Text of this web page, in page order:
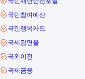
국민참여예산
국민행복카드
국세감면율
국외이전
국제금융